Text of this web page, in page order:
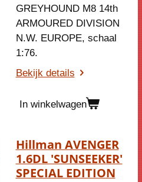
GREYHOUND M8 14th
ARMOURED DIVISION
N.W. EUROPE, schaal
1:76.
Bekijk details
In winkelwagen
Hillman AVENGER
1.6DL 'SUNSEEKER'
SPECIAL EDITION